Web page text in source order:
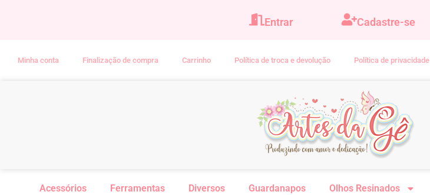
Entrar Cadastre-se
Minha conta Finalização de compra Carrinho Política de troca e devolução Política de privacidade
Acessórios Ferramentas Diversos Guardanapos Olhos Resinados